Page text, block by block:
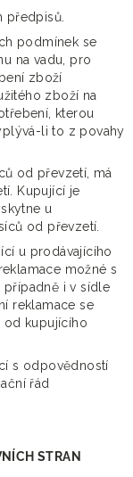
předpisů.
podmínek se
na vadu, pro
zboží
zboží na
kterou
li to z povahy
od převzetí, má
Kupující je
u
od převzetí.
u prodávajícího
možné s
případně i v sídle
reklamace se
od kupujícího
s odpovědností
řád
STRAN